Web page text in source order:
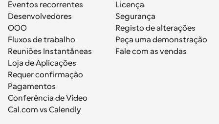
Eventos recorrentes
Desenvolvedores
OOO
Fluxos de trabalho
Reuniões Instantâneas
Loja de Aplicações
Requer confirmação
Pagamentos
Conferência de Vídeo
Cal.com vs Calendly
Licença
Segurança
Registo de alterações
Peça uma demonstração
Fale com as vendas